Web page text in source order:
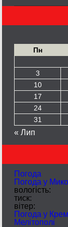
Пн
3
10
17
24
31
« Лип
Погода
Погода у
вологість:
тиск:
вітер:
Погода у
Мелітополі